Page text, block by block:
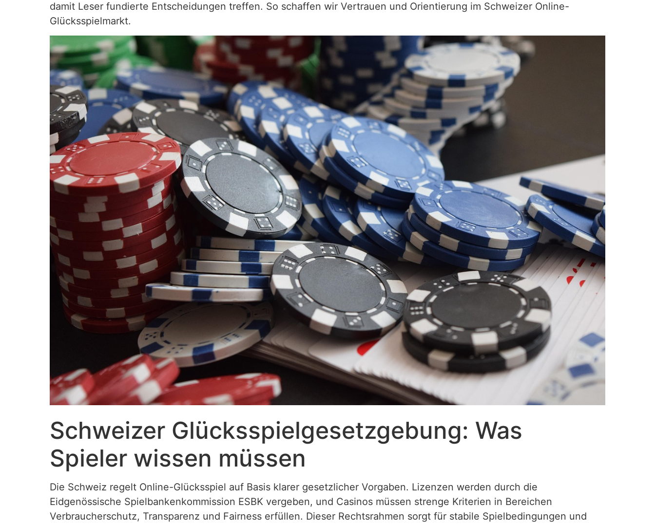
damit Leser fundierte Entscheidungen treffen. So schaffen wir Vertrauen und Orientierung im Schweizer Online-
Glücksspielmarkt.
Schweizer Glücksspielgesetzgebung: Was
Spieler wissen müssen
Die Schweiz regelt Online-Glücksspiel auf Basis klarer gesetzlicher Vorgaben. Lizenzen werden durch die
Eidgenössische Spielbankenkommission ESBK vergeben, und Casinos müssen strenge Kriterien in Bereichen
Verbraucherschutz, Transparenz und Fairness erfüllen. Dieser Rechtsrahmen sorgt für stabile Spielbedingungen und